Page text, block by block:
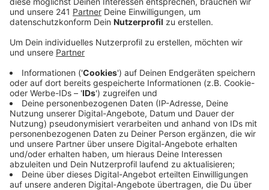
alle gemeldeten Gefahrenstellen prüfen und
beseitigen, heißt es von der Stadt. Das könne aber
würden nach Dringlichkeit abgearbeitet.
Veröffentlicht: Donnerstag, 25.06.2026 07:41
Anzeige
Auch Grundstücksbesitzer seien in der
Pflicht, heißt es aus Lohmar
Anzeige